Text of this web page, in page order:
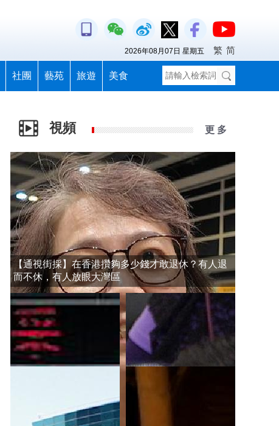
社團 藝苑 旅遊 美食
2026年08月07日 星期五 繁 简
視頻 更 多
【通視街採】在香港攢夠多少錢才敢退休？有人退
而不休，有人放眼大灣區